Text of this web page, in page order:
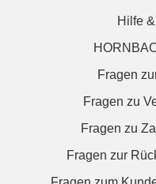
Hilfe
Fragen
Fragen zu
Fragen zu
Fragen zur